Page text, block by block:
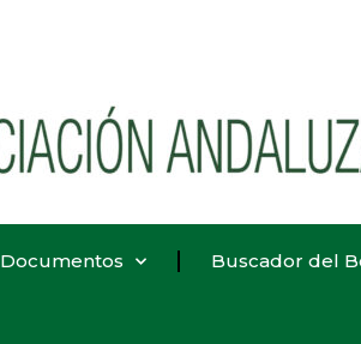
Documentos Buscador del